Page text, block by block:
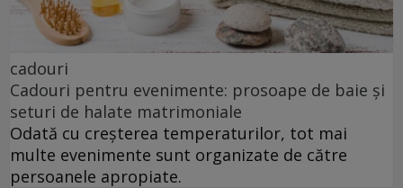
cadouri
Cadouri pentru evenimente: prosoape de baie și
seturi de halate matrimoniale
Odată cu creșterea temperaturilor, tot mai
multe evenimente sunt organizate de către
persoanele apropiate.